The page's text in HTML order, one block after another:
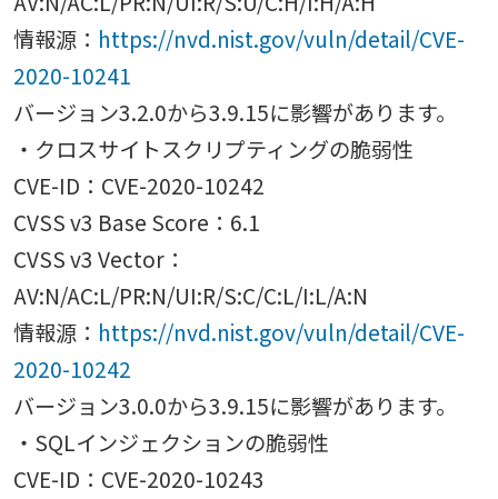
情報源： https://nvd.nist.gov/vuln/detail/CVE-
2020-10241
バージョン3.2.0から3.9.15に影響があります。
・クロスサイトスクリプティングの脆弱性
CVE-ID：CVE-2020-10242
CVSS v3 Base Score：6.1
CVSS v3 Vector：
AV:N/AC:L/PR:N/UI:R/S:C/C:L/I:L/A:N
情報源： https://nvd.nist.gov/vuln/detail/CVE-
2020-10242
バージョン3.0.0から3.9.15に影響があります。
・SQLインジェクションの脆弱性
CVE-ID：CVE-2020-10243